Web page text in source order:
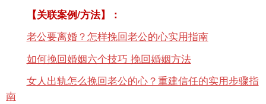
【关联案例/方法】：
老公要离婚？怎样挽回老公的心实用指南
如何挽回婚姻六个技巧 挽回婚姻方法
女人出轨怎么挽回老公的心？重建信任的实用步骤指
南